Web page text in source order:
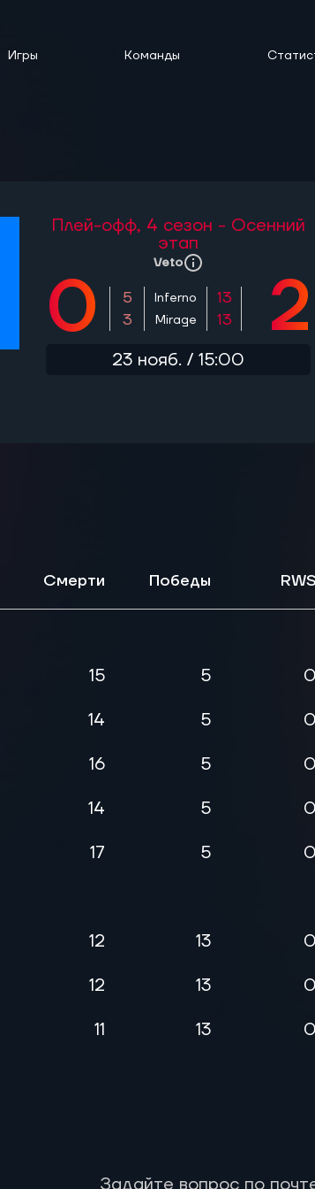
Игры Команды
Плей-офф, 4 сезон - Осенний
этап
Veto
0 5 Inferno
13
3
Mirage 13 2
23 нояб. / 15:00
Смерти Победы RWS
15 5 0
14 5 0
16 5 0
14 5 0
17 5 0
12 13 0
12 13 0
11 13 0